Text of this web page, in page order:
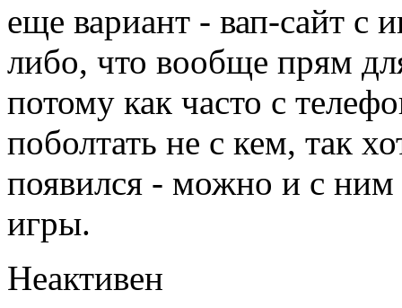
еще вариант - вап-сайт с
либо, что вообще прям
потому как часто с
поболтать не с кем, так
появился - можно и с ним
игры.
Неактивен